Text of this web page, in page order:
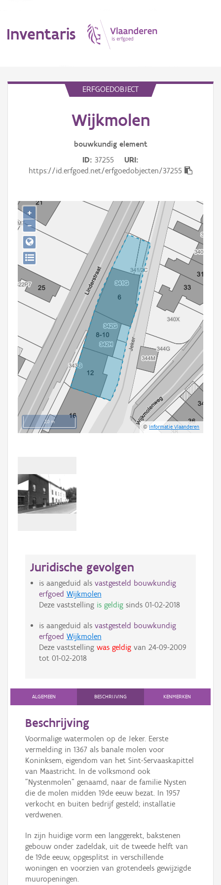
Inventaris
Gebeurtenis
Persoon of collectief
Downloads
Hergebruik
Aanmelden
ERFGOEDOBJECT
Wijkmolen
bouwkundig element
ID 37255
URI
https://id.erfgoed.net/erfgoedobjecten/37255
20 m
©Informatie Vlaanderen
+
−
Juridische gevolgen
is aangeduid als vastgesteld bouwkundig
erfgoed Wijkmolen
Deze vaststelling is geldigsinds 01-02-2018
is aangeduid als vastgesteld bouwkundig
erfgoed Wijkmolen
Deze vaststelling was geldigvan 24-09-2009
tot 01-02-2018
ALGEMEEN BESCHRIJVING KENMERKEN
Beschrijving
Voormalige watermolen op de Jeker. Eerste
vermelding in 1367 als banale molen voor
Koninksem, eigendom van het Sint-Servaaskapittel
van Maastricht. In de volksmond ook
"Nystenmolen" genaamd, naar de familie Nysten
die de molen midden 19de eeuw bezat. In 1957
verkocht en buiten bedrijf gesteld; installatie
verdwenen.
In zijn huidige vorm een langgerekt, bakstenen
gebouw onder zadeldak, uit de tweede helft van
de 19de eeuw, opgesplitst in verschillende
woningen en voorzien van grotendeels gewijzigde
muuropeningen.